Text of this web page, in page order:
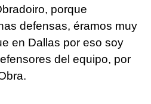
porque
defensas, éramos muy
en Dallas por eso soy
del equipo, por